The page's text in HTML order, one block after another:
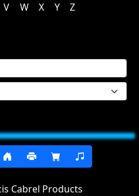
V W X Y Z
Cabrel Products